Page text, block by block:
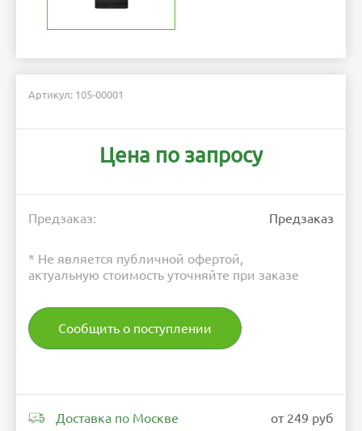
Артикул: 105-00001
Цена по запросу
Предзаказ: Предзаказ
* Не является публичной офертой,
актуальную стоимость уточняйте при заказе
Сообщить о поступлении
Доставка по Москве от 249 руб